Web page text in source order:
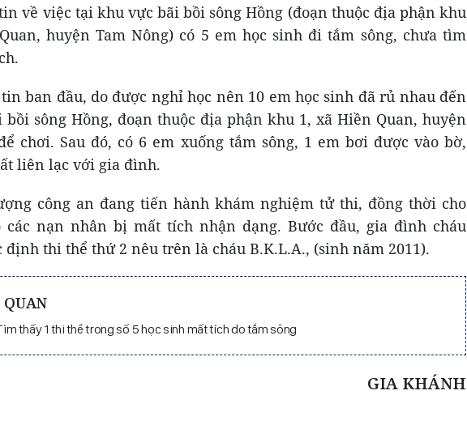
về việc tại khu vực bãi bồi sông Hồng (đoạn thuộc địa phận khu
huyện Tam Nông) có 5 em học sinh đi tắm sông, chưa tìm
ban đầu, do được nghỉ học nên 10 em học sinh đã rủ nhau đến
sông Hồng, đoạn thuộc địa phận khu 1, xã Hiền Quan, huyện
chơi. Sau đó, có 6 em xuống tắm sông, 1 em bơi được vào bờ,
liên lạc với gia đình.
công an đang tiến hành khám nghiệm tử thi, đồng thời cho
các nạn nhân bị mất tích nhận dạng. Bước đầu, gia đình cháu
định thi thể thứ 2 nêu trên là cháu B.K.L.A., (sinh năm 2011).
thấy 1 thi thể trong số 5 học sinh mất tích do tắm sông
GIA KHÁNH